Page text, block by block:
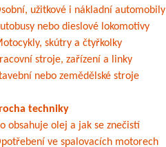
užitkové i nákladní automobily
nebo dieslové lokomotivy
skútry a čtyřkolky
stroje, zařízení a linky
nebo zemědělské stroje
techniky
obsahuje olej a jak se znečistí
ve spalovacích motorech